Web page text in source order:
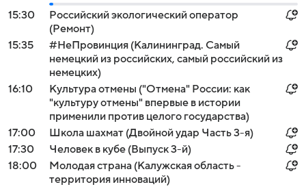
15:30
Российский экологический оператор
(Ремонт)
15:35
#НеПровинция (Калининград. Самый
немецкий из российских, самый российский из
немецких)
16:10
Культура отмены ("Отмена" России: как
"культуру отмены" впервые в истории
применили против целого государства)
17:00
Школа шахмат (Двойной удар Часть 3-я)
17:30
Человек в кубе (Выпуск 3-й)
18:00
Молодая страна (Калужская область -
территория инноваций)